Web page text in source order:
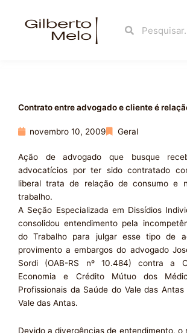
Search
Contrato entre advogado e cliente é
novembro 10, 2009 Geral
Ação de advogado que busque
advocatícios por ter sido contratado
liberal trata de relação de consumo e
trabalho.
A Seção Especializada em Dissídios
consolidou entendimento pela
do Trabalho para julgar esse tipo de
provimento a embargos do advogado
Sordi (OAB-RS nº 10.484) contra a
Economia e Crédito Mútuo dos
Profissionais da Saúde do Vale das
Vale das Antas.
Devido a divergências de entendimento, o